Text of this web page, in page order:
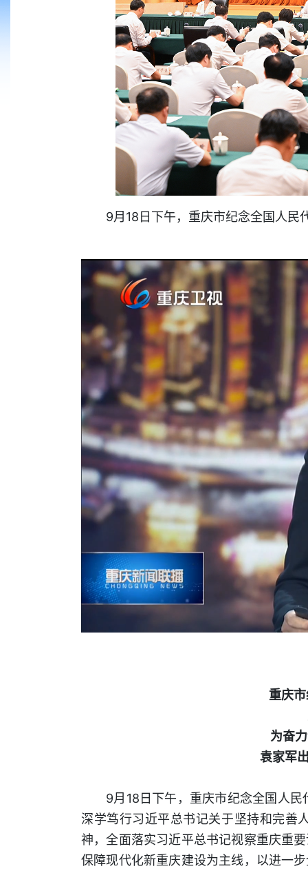
9月18日下午，重庆市纪念全国人民
重庆
为奋
袁家军
9月18日下午，重庆市纪念全国人
深学笃行习近平总书记关于坚持和完善
神，全面落实习近平总书记视察重庆重
保障现代化新重庆建设为主线，以进一